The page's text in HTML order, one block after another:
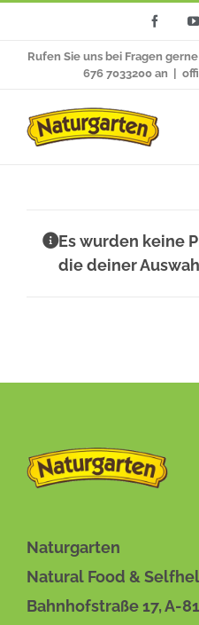
Rufen Sie uns bei Fragen
676 7033200 an
Es wurden keine
die deiner
Naturgarten
Natural Food &
Bahnhofstraße 17, A-